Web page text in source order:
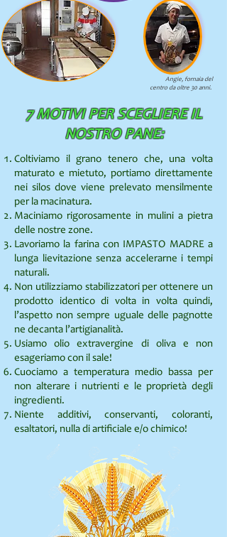
Angie, fornaia del
centro da oltre 30 anni.
7 MOTIVI PER SCEGLIERE IL
NOSTRO PANE:
Coltiviamo il grano tenero che, una volta
maturato e mietuto, portiamo direttamente
nei silos dove viene prelevato mensilmente
per la macinatura.
Maciniamo rigorosamente in mulini a pietra
delle nostre zone.
Lavoriamo la farina con IMPASTO MADRE a
lunga lievitazione senza accelerarne i tempi
naturali.
Non utilizziamo stabilizzatori per ottenere un
prodotto identico di volta in volta quindi,
l’aspetto non sempre uguale delle pagnotte
ne decanta l’artigianalità.
Usiamo olio extravergine di oliva e non
esageriamo con il sale!
Cuociamo a temperatura medio bassa per
non alterare i nutrienti e le proprietà degli
ingredienti.
Niente additivi, conservanti, coloranti,
esaltatori, nulla di artificiale e/o chimico!